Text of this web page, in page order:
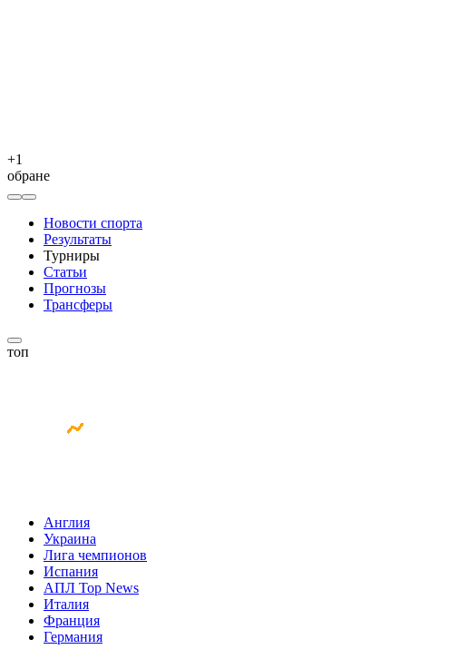
+1
обране
Новости спорта
Результаты
Турниры
Статьи
Прогнозы
Трансферы
топ
Англия
Украина
Лига чемпионов
Испания
АПЛ Top News
Италия
Франция
Германия